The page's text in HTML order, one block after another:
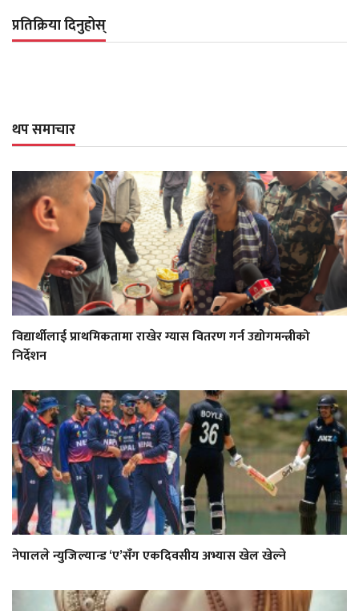
प्रतिक्रिया दिनुहोस्
थप समाचार
विद्यार्थीलाई प्राथमिकतामा राखेर ग्यास वितरण गर्न उद्योगमन्त्रीको
निर्देशन
नेपालले न्युजिल्यान्ड ‘ए’सँग एकदिवसीय अभ्यास खेल खेल्ने